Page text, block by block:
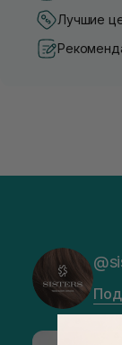
Лучшие